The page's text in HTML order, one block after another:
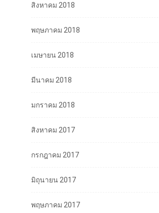
สิงหาคม 2018
พฤษภาคม 2018
เมษายน 2018
มีนาคม 2018
มกราคม 2018
สิงหาคม 2017
กรกฎาคม 2017
มิถุนายน 2017
พฤษภาคม 2017